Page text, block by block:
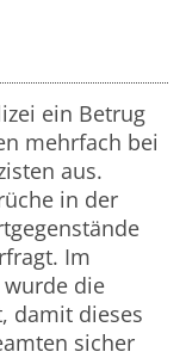
ein Betrug
mehrfach bei
aus.
in der
Im
wurde die
damit dieses
sicher